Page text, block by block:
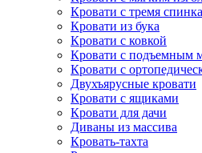
Кровати с тремя
Кровати из бука
Кровати с ковкой
Кровати с подъемным
Кровати с
Двухъярусные кровати
Кровати с ящиками
Кровати для дачи
Диваны из массива
Кровать-тахта